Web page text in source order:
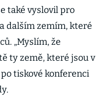
také vyslovil pro
dalším zemím, které
„Myslím, že
ty země, které jsou v
tiskové konferenci